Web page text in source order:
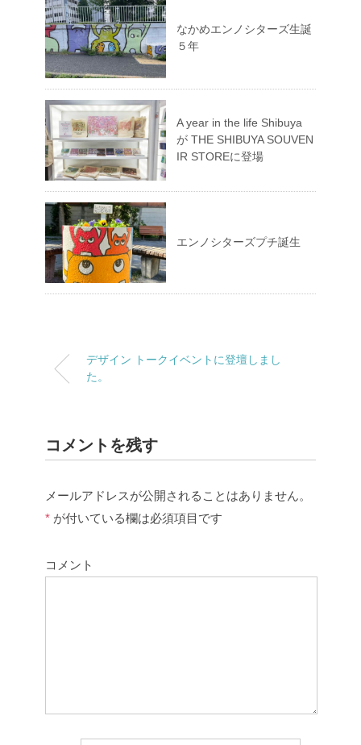
なかめエンノシターズ生誕
５年
A year in the life Shibuya
が THE SHIBUYA SOUVEN
IR STOREに登場
エンノシターズプチ誕生
デザイン トークイベントに登壇しまし
た。
コメントを残す
メールアドレスが公開されることはありません。
* が付いている欄は必須項目です
コメント